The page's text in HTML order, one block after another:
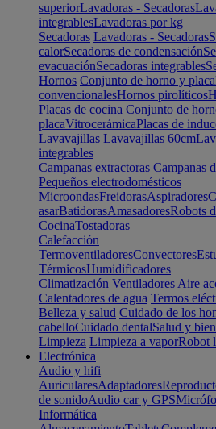
superiorLavadoras - Secadoras
integrablesLavadoras por kg
Secadoras Lavadoras - Secadoras
calorSecadoras de condensación
evacuaciónSecadoras integrables
Hornos Conjunto de horno y placa
convencionalesHornos pirolíticos
Placas de cocina Conjunto de
placaVitrocerámicaPlacas de
Lavavajillas Lavavajillas 60cm
integrables
Campanas extractoras Campanas
Pequeños electrodomésticos
MicroondasFreidorasAspiradores
asarBatidorasAmasadoresRobots
CocinaTostadoras
Calefacción
TermoventiladoresConvectores
TérmicosHumidificadores
Climatización Ventiladores Aire
Calentadores de agua Termos
Belleza y salud Cuidado de los
cabelloCuidado dentalSalud y
Limpieza Limpieza a vaporRobot
Electrónica
Audio y hifi
AuricularesAdaptadores
de sonidoAudio car y GPS
Informática